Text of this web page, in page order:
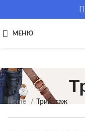
МЕНЮ
Home Трикотаж